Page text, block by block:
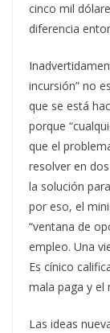
cinco mil
diferencia
incursión” no
que se está
porque
que el
resolver en
la solución
por eso, el
“ventana de
empleo. Una
Es cínico
mala paga y el
Las ideas